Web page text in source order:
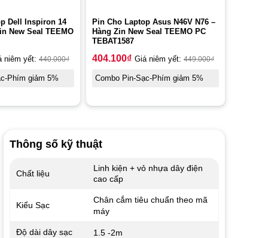
Dell Inspiron 14
New Seal TEEMO
niêm yết: 440.000₫
Phím giảm 5%
Pin Cho Laptop Asus N46V N76 –
Hàng Zin New Seal TEEMO PC
TEBAT1587
404.100₫ Giá niêm yết: 449.000₫
Combo Pin-Sạc-Phím giảm 5%
Thông số kỹ thuật
Chất liệu
Linh kiện + vỏ nhựa dây điện
cao cấp
Kiểu Sạc
Chân cắm tiêu chuẩn theo mã
máy
Độ dài dây sạc 1.5 -2m